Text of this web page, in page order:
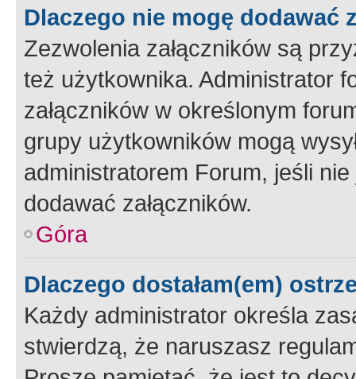
Dlaczego nie mogę dodawać
Zezwolenia załączników są
też użytkownika. Administrator
załączników w określonym
grupy użytkowników mogą
administratorem Forum, jeśli
dodawać załączników.
Góra
Dlaczego dostałam(em)
Każdy administrator określa
stwierdzą, że naruszasz